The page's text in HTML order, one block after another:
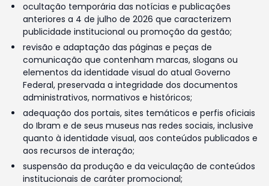
ocultação temporária das notícias e publicações
anteriores a 4 de julho de 2026 que caracterizem
publicidade institucional ou promoção da gestão;
revisão e adaptação das páginas e peças de
comunicação que contenham marcas, slogans ou
elementos da identidade visual do atual Governo
Federal, preservada a integridade dos documentos
administrativos, normativos e históricos;
adequação dos portais, sites temáticos e perfis oficiais
do Ibram e de seus museus nas redes sociais, inclusive
quanto à identidade visual, aos conteúdos publicados e
aos recursos de interação;
suspensão da produção e da veiculação de conteúdos
institucionais de caráter promocional;